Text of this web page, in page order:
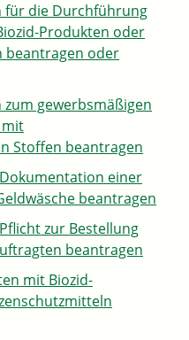
für die Durchführung
Produkten oder
beantragen oder
zum gewerbsmäßigen
mit
Stoffen beantragen
einer
beantragen
zur Bestellung
beantragen
mit Biozid-